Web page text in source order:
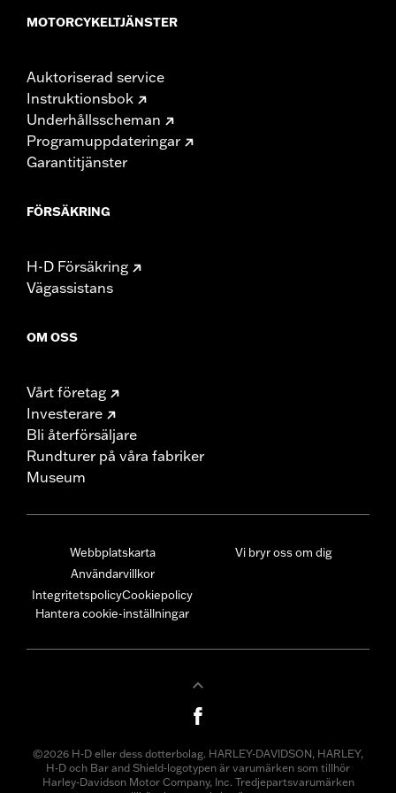
MOTORCYKELTJÄNSTER
Auktoriserad service
Instruktionsbok
Underhållsscheman
Programuppdateringar
Garantitjänster
FÖRSÄKRING
H-D Försäkring
Vägassistans
OM OSS
Vårt företag
Investerare
Bli återförsäljare
Rundturer på våra fabriker
Museum
Webbplatskarta
Användarvillkor
IntegritetspolicyCookiepolicy
Hantera cookie-inställningar
Vi bryr oss om dig
©2026 H-D eller dess dotterbolag. HARLEY-DAVIDSON, HARLEY,
H-D och Bar and Shield-logotypen är varumärken som tillhör
Harley-Davidson Motor Company, Inc. Tredjepartsvarumärken